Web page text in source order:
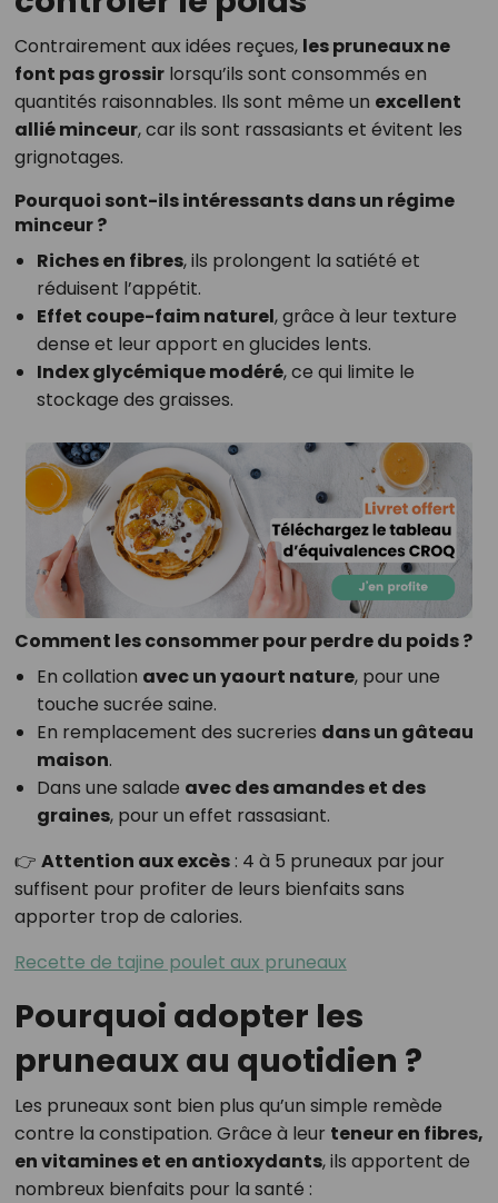
Contrairement aux idées reçues, les pruneaux ne
font pas grossirlorsqu’ils sont consommés en
quantités raisonnables. Ils sont même un excellent
allié minceur, car ils sont rassasiants et évitent les
grignotages.
Pourquoi sont-ils intéressants dans un régime
minceur ?
Riches en fibres, ils prolongent la satiété et
réduisent l’appétit.
Effet coupe-faim naturel, grâce à leur texture
dense et leur apport en glucides lents.
Index glycémique modéré, ce qui limite le
stockage des graisses.
Comment les consommer pour perdre du poids ?
En collation avec un yaourt nature, pour une
touche sucrée saine.
En remplacement des sucreries dans un gâteau
maison.
Dans une salade avec des amandes et des
graines, pour un effet rassasiant.
👉 Attention aux excès: 4 à 5 pruneaux par jour
suffisent pour profiter de leurs bienfaits sans
apporter trop de calories.
Recette de tajine poulet aux pruneaux
Pourquoi adopter les
pruneaux au quotidien ?
Les pruneaux sont bien plus qu’un simple remède
contre la constipation. Grâce à leur teneur en fibres,
en vitamines et en antioxydants, ils apportent de
nombreux bienfaits pour la santé :